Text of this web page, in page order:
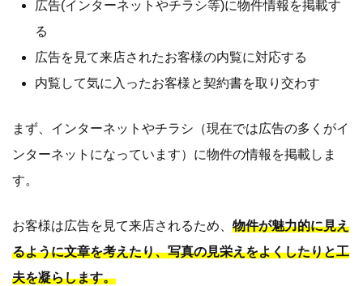
広告(インターネットやチラシ等)に物件情報を掲載す
る
広告を見て来店されたお客様の内覧に対応する
内覧して気に入ったお客様と契約書を取り交わす
まず、インターネットやチラシ（現在では広告の多くがイ
ンターネットになっています）に物件の情報を掲載しま
す。
お客様は広告を見て来店されるため、 物件が魅力的に見え
るように文章を考えたり、写真の見栄えをよくしたりと工
夫を凝らします。